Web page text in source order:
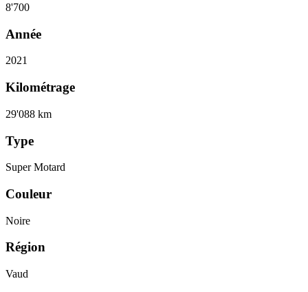
8'700
Année
2021
Kilométrage
29'088 km
Type
Super Motard
Couleur
Noire
Région
Vaud